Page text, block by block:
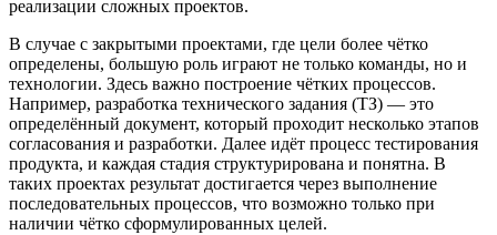
реализации сложных проектов.
В случае с закрытыми проектами, где цели более чётко
определены, большую роль играют не только команды, но и
технологии. Здесь важно построение чётких процессов.
Например, разработка технического задания (ТЗ) — это
определённый документ, который проходит несколько этапов
согласования и разработки. Далее идёт процесс тестирования
продукта, и каждая стадия структурирована и понятна. В
таких проектах результат достигается через выполнение
последовательных процессов, что возможно только при
наличии чётко сформулированных целей.